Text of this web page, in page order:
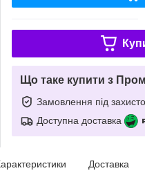
Що таке купити з
Замовлення під
Доступна доставка
Доставка